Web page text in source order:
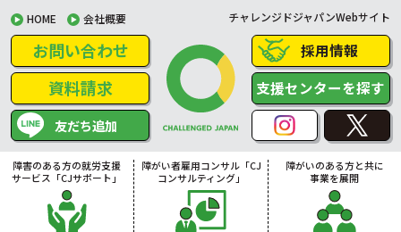
HOME 会社概要 チャレンジドジャパンWebサイト
お問い合わせ
資料請求
友だち追加
採用情報
支援センターを探す
障害のある方の就労支援
サービス「CJサポート」
障がい者雇用コンサル「CJ
コンサルティング」
障がいのある方と共に
事業を展開